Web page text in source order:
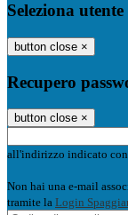
Seleziona utente
button close ×
Recupero
button close ×
all'indirizzo indicato
Non hai una e-mail
tramite la Login